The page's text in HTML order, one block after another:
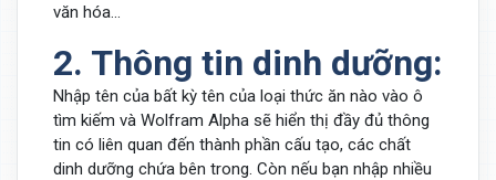
văn hóa...
2. Thông tin dinh dưỡng:
Nhập tên của bất kỳ tên của loại thức ăn nào vào ô
tìm kiếm và Wolfram Alpha sẽ hiển thị đầy đủ thông
tin có liên quan đến thành phần cấu tạo, các chất
dinh dưỡng chứa bên trong. Còn nếu bạn nhập nhiều